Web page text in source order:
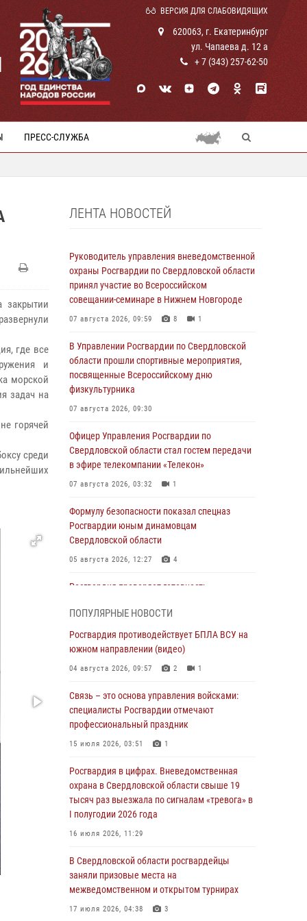
ВЕРСИЯ ДЛЯ СЛАБОВИДЯЩИХ
620063, г. Екатеринбург
ул. Чапаева д. 12 а
+ 7 (343) 257-62-50
ПРЕСС-СЛУЖБА
закрытии
где все
и
морской
задач на
горячей
среди
ЛЕНТА НОВОСТЕЙ
Руководитель управления вневедомственной
охраны Росгвардии по Свердловской области
принял участие во Всероссийском
совещании-семинаре в Нижнем Новгороде
07 августа 2026, 09:59 8 1
В Управлении Росгвардии по Свердловской
области прошли спортивные мероприятия,
посвященные Всероссийскому дню
физкультурника
07 августа 2026, 09:30
Офицер Управления Росгвардии по
Свердловской области стал гостем передачи
в эфире телекомпании «Телекон»
07 августа 2026, 03:32 1
Формулу безопасности показал спецназ
Росгвардии юным динамовцам
Свердловской области
05 августа 2026, 12:27 4
Росгвардия проверяет готовность
учебному году
05 августа 2026, 05:44 10
Росгвардия противодействует БПЛА ВСУ на
04 августа 2026, 09:57 2 1
Росгвардия приняла участие в обеспечении
безопасности Дня города в Екатеринбурге
Росгвардия приняла участие в
межведомственном антитеррористическом
учении в Свердловской области
31 июля 2026, 12:27
Росгвардия обеспечивает безопасность
граждан на южном направлении
31 июля 2026, 06:56 1
ПОПУЛЯРНЫЕ НОВОСТИ
Росгвардия противодействует БПЛА ВСУ на
южном направлении (видео)
04 августа 2026, 09:57 2 1
Связь – это основа управления войсками:
специалисты Росгвардии отмечают
профессиональный праздник
15 июля 2026, 03:51 1
Росгвардия в цифрах. Вневедомственная
охрана в Свердловской области свыше 19
тысяч раз выезжала по сигналам «тревога» в
I полугодии 2026 года
16 июля 2026, 11:29
В Свердловской области росгвардейцы
заняли призовые места на
межведомственном и открытом турнирах
17 июля 2026, 04:38 3